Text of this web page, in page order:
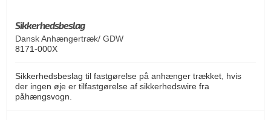
Sikkerhedsbeslag
Dansk Anhængertræk/ GDW
8171-000X
Sikkerhedsbeslag til fastgørelse på anhænger trækket, hvis
der ingen øje er tilfastgørelse af sikkerhedswire fra
påhængsvogn.